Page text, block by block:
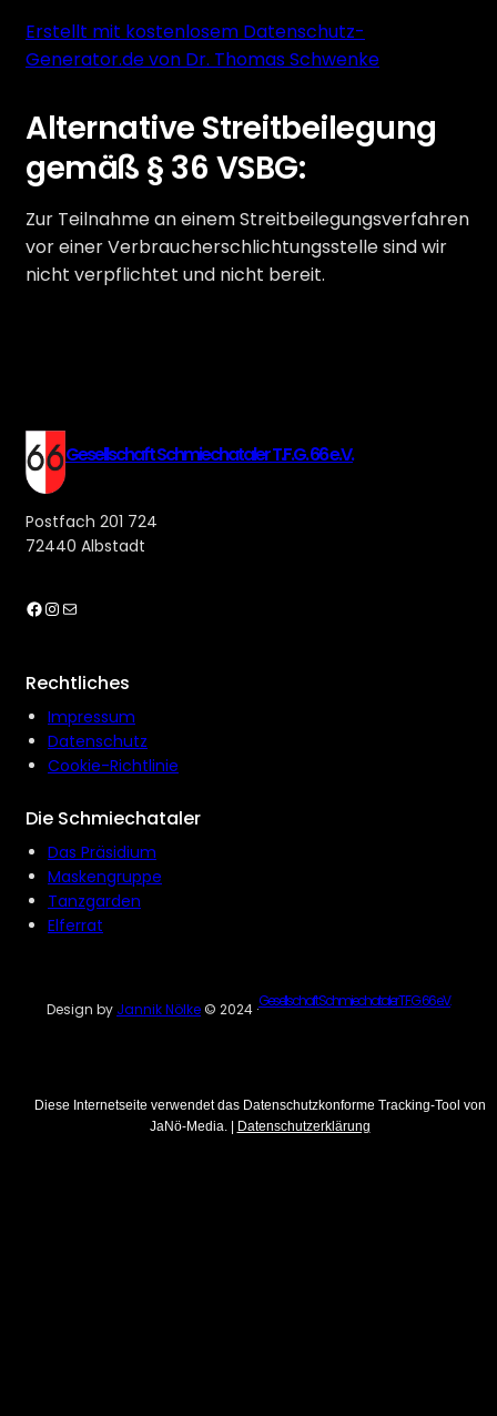
Erstellt mit kostenlosem Datenschutz-
Generator.de von Dr. Thomas Schwenke
Alternative Streitbeilegung
gemäß § 36 VSBG:
Zur Teilnahme an einem Streitbeilegungsverfahren
vor einer Verbraucherschlichtungsstelle sind wir
nicht verpflichtet und nicht bereit.
Gesellschaft Schmiechataler T.F.G. 66 e.V.
Postfach 201 724
72440 Albstadt
Facebook InstagramE-Mail
Rechtliches
Impressum
Datenschutz
Cookie-Richtlinie
Die Schmiechataler
Das Präsidium
Maskengruppe
Tanzgarden
Elferrat
Design by Jannik Nölke© 2024 ·Gesellschaft Schmiechataler T.F.G. 66 e.V.
Diese Internetseite verwendet das Datenschutzkonforme Tracking-Tool von
JaNö-Media. | Datenschutzerklärung